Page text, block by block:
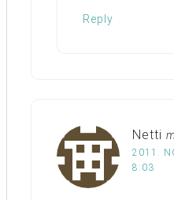
Reply
Netti
2011.
8:03